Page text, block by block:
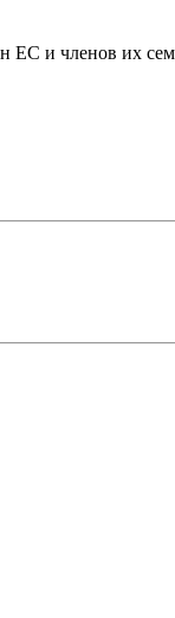
ЕС и членов их